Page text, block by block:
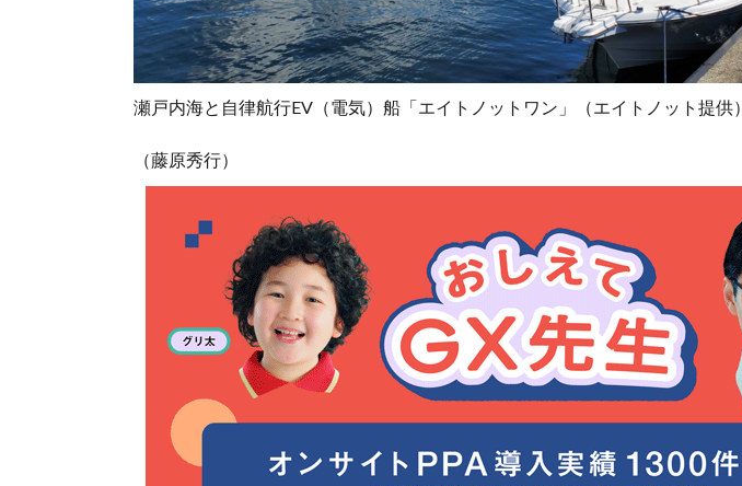
瀬戸内海と自律航行EV（電気）船「エイトノットワン」（エイトノット提供）
（藤原秀行）